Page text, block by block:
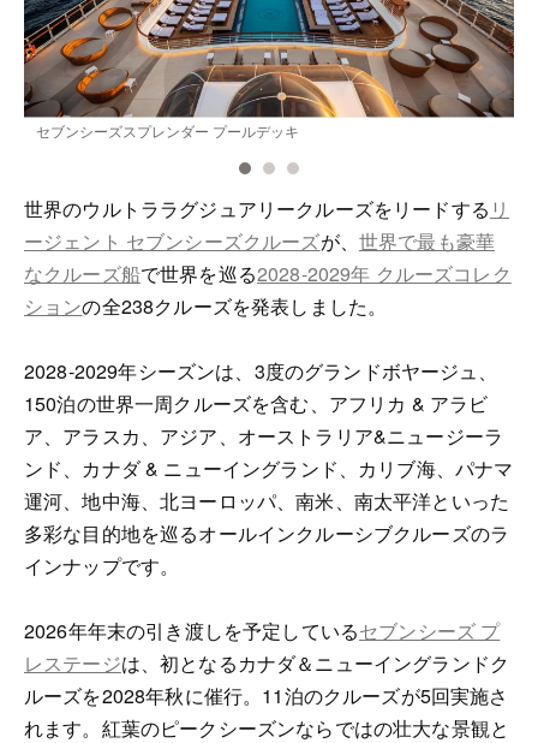
セブンシーズスプレンダー プールデッキ
世界のウルトララグジュアリークルーズをリードする リ
ージェント セブンシーズクルーズが、 世界で最も豪華
なクルーズ船で世界を巡る2028-2029年 クルーズコレク
ションの全238クルーズを発表しました。
2028-2029年シーズンは、3度のグランドボヤージュ、
150泊の世界一周クルーズを含む、アフリカ & アラビ
ア、アラスカ、アジア、オーストラリア&ニュージーラ
ンド、カナダ & ニューイングランド、カリブ海、パナマ
運河、地中海、北ヨーロッパ、南米、南太平洋といった
多彩な目的地を巡るオールインクルーシブクルーズのラ
インナップです。
2026年年末の引き渡しを予定しているセブンシーズ プ
レステージは、初となるカナダ＆ニューイングランドク
ルーズを2028年秋に催行。11泊のクルーズが5回実施さ
れます。紅葉のピークシーズンならではの壮大な景観と